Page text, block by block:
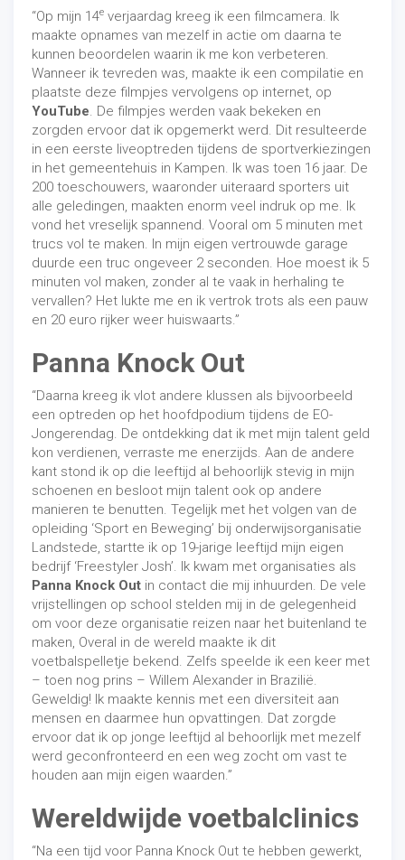
“Op mijn 14e verjaardag kreeg ik een filmcamera. Ik
maakte opnames van mezelf in actie om daarna te
kunnen beoordelen waarin ik me kon verbeteren.
Wanneer ik tevreden was, maakte ik een compilatie en
plaatste deze filmpjes vervolgens op internet, op
YouTube . De filmpjes werden vaak bekeken en
zorgden ervoor dat ik opgemerkt werd. Dit resulteerde
in een eerste liveoptreden tijdens de sportverkiezingen
in het gemeentehuis in Kampen. Ik was toen 16 jaar. De
200 toeschouwers, waaronder uiteraard sporters uit
alle geledingen, maakten enorm veel indruk op me. Ik
vond het vreselijk spannend. Vooral om 5 minuten met
trucs vol te maken. In mijn eigen vertrouwde garage
duurde een truc ongeveer 2 seconden. Hoe moest ik 5
minuten vol maken, zonder al te vaak in herhaling te
vervallen? Het lukte me en ik vertrok trots als een pauw
en 20 euro rijker weer huiswaarts.”
Panna Knock Out
“Daarna kreeg ik vlot andere klussen als bijvoorbeeld
een optreden op het hoofdpodium tijdens de EO-
Jongerendag. De ontdekking dat ik met mijn talent geld
kon verdienen, verraste me enerzijds. Aan de andere
kant stond ik op die leeftijd al behoorlijk stevig in mijn
schoenen en besloot mijn talent ook op andere
manieren te benutten. Tegelijk met het volgen van de
opleiding ‘Sport en Beweging’ bij onderwijsorganisatie
Landstede, startte ik op 19-jarige leeftijd mijn eigen
bedrijf ‘Freestyler Josh’. Ik kwam met organisaties als
Panna Knock Out in contact die mij inhuurden. De vele
vrijstellingen op school stelden mij in de gelegenheid
om voor deze organisatie reizen naar het buitenland te
maken, Overal in de wereld maakte ik dit
voetbalspelletje bekend. Zelfs speelde ik een keer met
– toen nog prins – Willem Alexander in Brazilië.
Geweldig! Ik maakte kennis met een diversiteit aan
mensen en daarmee hun opvattingen. Dat zorgde
ervoor dat ik op jonge leeftijd al behoorlijk met mezelf
werd geconfronteerd en een weg zocht om vast te
houden aan mijn eigen waarden.”
Wereldwijde voetbalclinics
“Na een tijd voor Panna Knock Out te hebben gewerkt,